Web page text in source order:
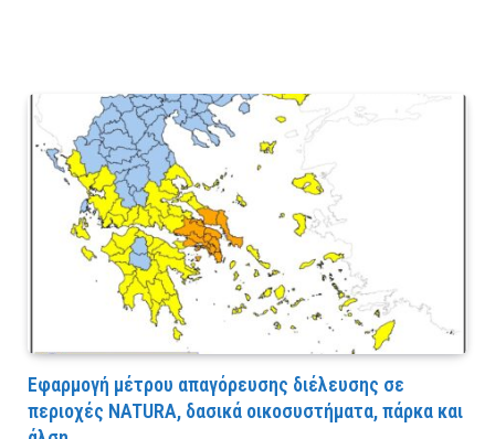
Εφαρμογή μέτρου απαγόρευσης διέλευσης σε
περιοχές NATURA, δασικά οικοσυστήματα, πάρκα και